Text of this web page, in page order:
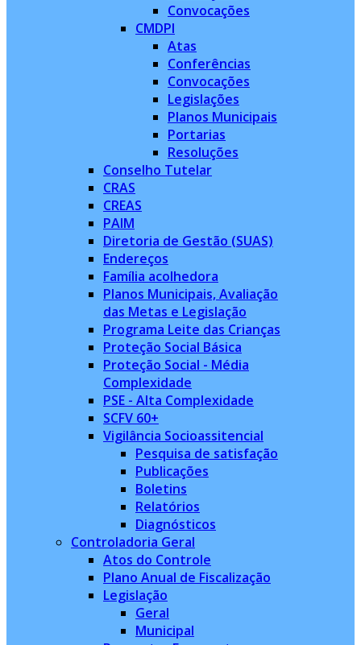
Convocações
CMDPI
Atas
Conferências
Convocações
Legislações
Planos Municipais
Portarias
Resoluções
Conselho Tutelar
CRAS
CREAS
PAIM
Diretoria de Gestão (SUAS)
Endereços
Família acolhedora
Planos Municipais, Avaliação
das Metas e Legislação
Programa Leite das Crianças
Proteção Social Básica
Proteção Social - Média
Complexidade
PSE - Alta Complexidade
SCFV 60+
Vigilância Socioassitencial
Pesquisa de satisfação
Publicações
Boletins
Relatórios
Diagnósticos
Controladoria Geral
Atos do Controle
Plano Anual de Fiscalização
Legislação
Geral
Municipal